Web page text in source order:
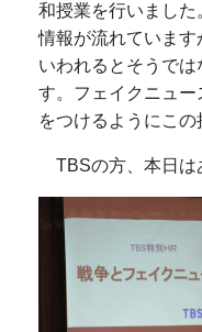
和授業を行いまし
情報が流れています
いわれるとそうでは
す。フェイクニュ
をつけるようにこの
TBSの方、本日は